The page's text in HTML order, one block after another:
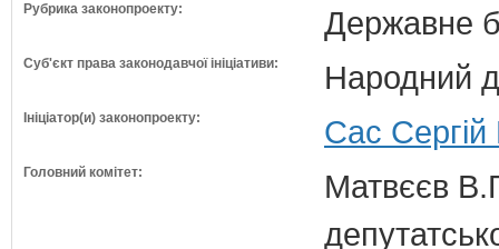
Рубрика законопроекту: Державне
Суб'єкт права законодавчої ініціативи: Народний
Ініціатор(и) законопроекту: Сас
Головний комітет:
Матвєєв